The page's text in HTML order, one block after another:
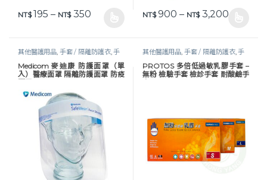
NT$195 – NT$350價格範圍：NT$ 195 到 NT$ 350
NT$900 – NT$3,200價格範
其他醫護用品, 手套 / 隔離防護衣,手
套及防護衣
,照護耗材,醫護器材,
防疫
物資,防護衣 / 面罩
Medicom 麥迪康 防護面罩（單
入）醫療面罩 隔離防護面罩 防疫
其他醫護用品, 手套 / 隔離防護衣,手
套及防護衣 ,照護耗材, 醫護器材
PROTOS 多倍低過敏乳膠手套 –
無粉 檢驗手套 檢診手套 耐酸鹼手